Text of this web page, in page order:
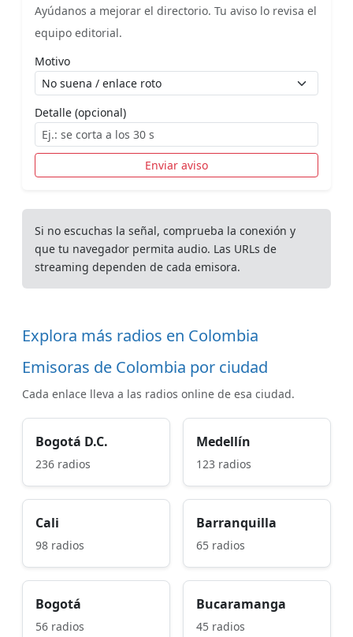
Ayúdanos a mejorar el directorio. Tu aviso lo revisa el
equipo editorial.
Motivo
Detalle (opcional)
Enviar aviso
Si no escuchas la señal, comprueba la conexión y
que tu navegador permita audio. Las URLs de
streaming dependen de cada emisora.
Explora más radios en Colombia
Emisoras de Colombia por ciudad
Cada enlace lleva a las radios online de esa ciudad.
Bogotá D.C.
236 radios
Medellín
123 radios
Cali
98 radios
Barranquilla
65 radios
Bogotá
56 radios
Bucaramanga
45 radios